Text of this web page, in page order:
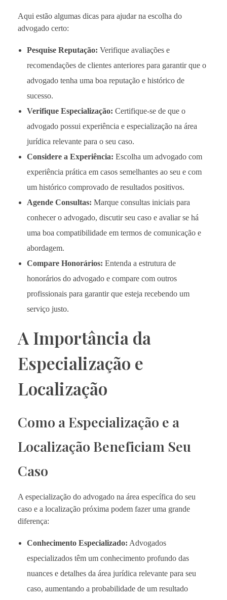
Aqui estão algumas dicas para ajudar na escolha do
advogado certo:
Pesquise Reputação: Verifique avaliações e
recomendações de clientes anteriores para garantir que o
advogado tenha uma boa reputação e histórico de
sucesso.
Verifique Especialização: Certifique-se de que o
advogado possui experiência e especialização na área
jurídica relevante para o seu caso.
Considere a Experiência: Escolha um advogado com
experiência prática em casos semelhantes ao seu e com
um histórico comprovado de resultados positivos.
Agende Consultas: Marque consultas iniciais para
conhecer o advogado, discutir seu caso e avaliar se há
uma boa compatibilidade em termos de comunicação e
abordagem.
Compare Honorários: Entenda a estrutura de
honorários do advogado e compare com outros
profissionais para garantir que esteja recebendo um
serviço justo.
A Importância da
Especialização e
Localização
Como a Especialização e a
Localização Beneficiam Seu
Caso
A especialização do advogado na área específica do seu
caso e a localização próxima podem fazer uma grande
diferença:
Conhecimento Especializado: Advogados
especializados têm um conhecimento profundo das
nuances e detalhes da área jurídica relevante para seu
caso, aumentando a probabilidade de um resultado